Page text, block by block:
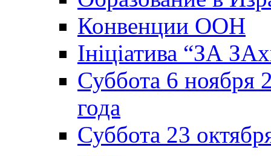
Конвенции ООН
Ініціатива “ЗА
Суббота 6 ноября
года
Суббота 23